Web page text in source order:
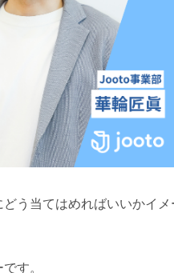
う当てはめればいいかイメ
す。